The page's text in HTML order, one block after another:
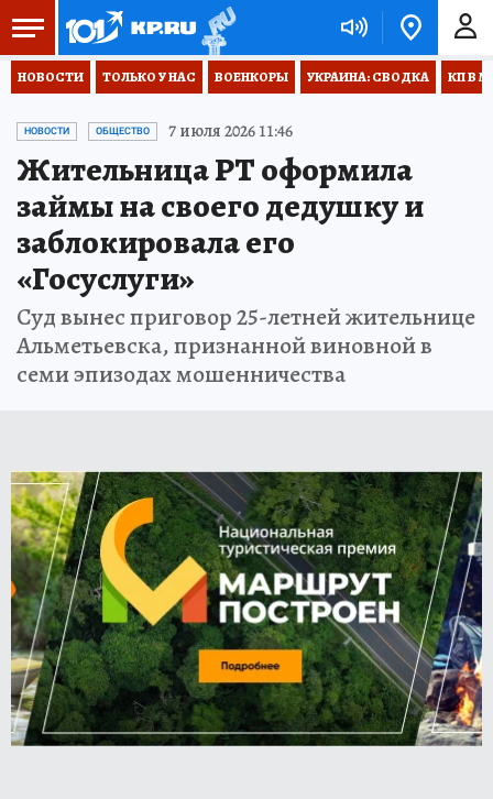
НОВОСТИ ТОЛЬКО У НАС ВОЕНКОРЫ УКРАИНА: СВОДКА КП В
НОВОСТИ ОБЩЕСТВО 7 июля 2026 11:46
Жительница РТ оформила
займы на своего дедушку и
заблокировала его
«Госуслуги»
Суд вынес приговор 25-летней жительнице
Альметьевска, признанной виновной в
семи эпизодах мошенничества